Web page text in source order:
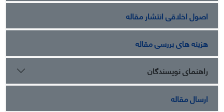
اصول اخلاقی انتشار مقاله
هزینه های بررسی مقاله
راهنمای نویسندگان
ارسال مقاله